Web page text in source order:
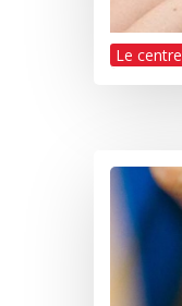
Le centre